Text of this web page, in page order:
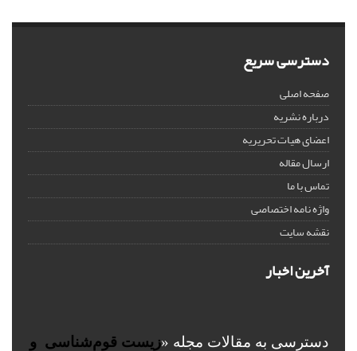
دسترسی سریع
صفحه اصلی
درباره نشریه
اعضای هیات تحریریه
ارسال مقاله
تماس با ما
واژه نامه اختصاصی
نقشه سایت
آخرین اخبار
دسترسی به مقالات مجله «زیست قوم‌شناسی و